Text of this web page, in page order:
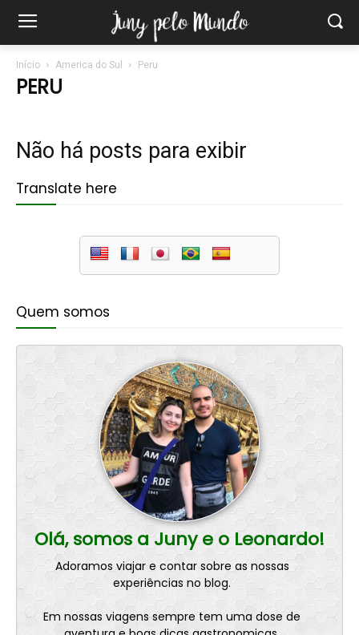
Início America do Sul Peru
PERU
Não há posts para exibir
Translate here
Quem somos
Olá, somos a Juny e o Leonardo!
Adoramos viajar e contar sobre as nossas
experiências no blog.
Em nossas viagens sempre tem uma dose de